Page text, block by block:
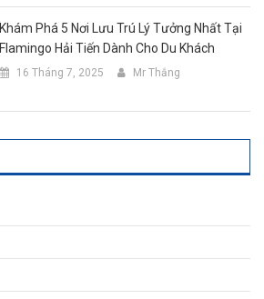
Khám Phá 5 Nơi Lưu Trú Lý Tưởng Nhất Tại
Flamingo Hải Tiến Dành Cho Du Khách
16 Tháng 7, 2025 Mr Thắng